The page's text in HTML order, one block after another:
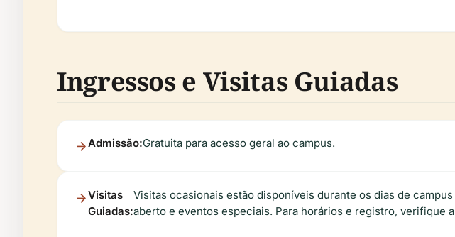
Ingressos e Visitas Guiadas
Admissão:Gratuita para acesso geral ao campus.
Visitas
Guiadas:
Visitas ocasionais estão disponíveis durante os dias de campus
aberto e eventos especiais. Para horários e registro, verifique a